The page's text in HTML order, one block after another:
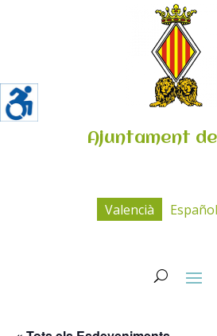
Ajuntament
Valencià Español